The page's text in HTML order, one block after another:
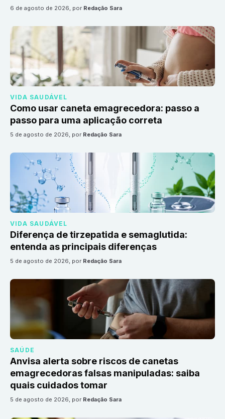
6 de agosto de 2026, por Redação Sara
VIDA SAUDÁVEL
Como usar caneta emagrecedora: passo a
passo para uma aplicação correta
5 de agosto de 2026, por Redação Sara
VIDA SAUDÁVEL
Diferença de tirzepatida e semaglutida:
entenda as principais diferenças
5 de agosto de 2026, por Redação Sara
SAÚDE
Anvisa alerta sobre riscos de canetas
emagrecedoras falsas manipuladas: saiba
quais cuidados tomar
5 de agosto de 2026, por Redação Sara